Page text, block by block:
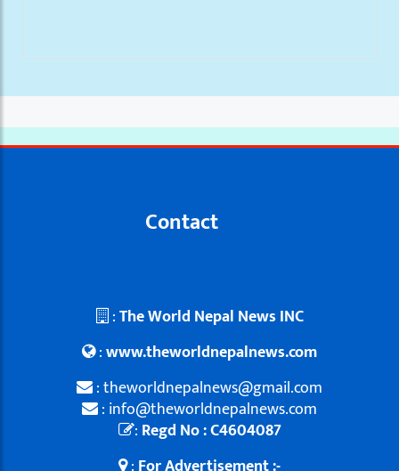
Contact
:The World Nepal News INC
:www.theworldnepalnews.com
: theworldnepalnews@gmail.com
: info@theworldnepalnews.com
: Regd No : C4604087